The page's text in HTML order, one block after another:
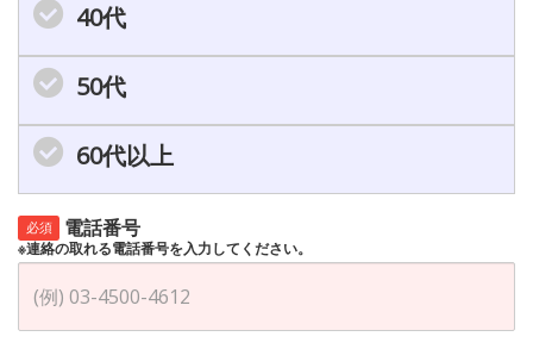
40代
50代
60代以上
必須 電話番号
※連絡の取れる電話番号を入力してください。